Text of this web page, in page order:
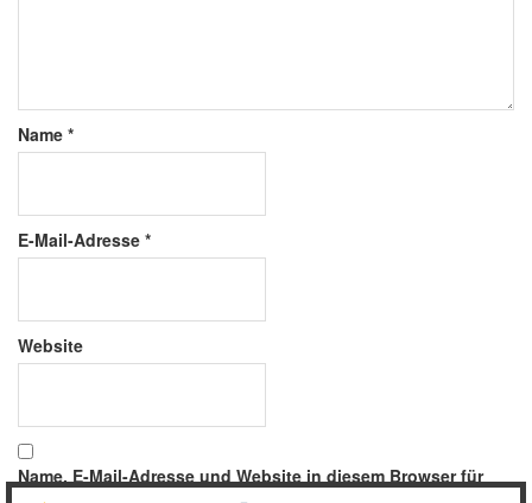
Name *
E-Mail-Adresse *
Website
Name, E-Mail-Adresse und Website in diesem Browser für